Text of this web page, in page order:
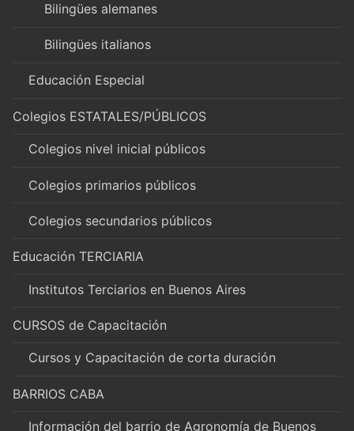
Bilingües alemanes
Bilingües italianos
Educación Especial
Colegios ESTATALES/PÚBLICOS
Colegios nivel inicial públicos
Colegios primarios públicos
Colegios secundarios públicos
Educación TERCIARIA
Institutos Terciarios en Buenos Aires
CURSOS de Capacitación
Cursos y Capacitación de corta duración
BARRIOS CABA
Información del barrio de Agronomía de Buenos